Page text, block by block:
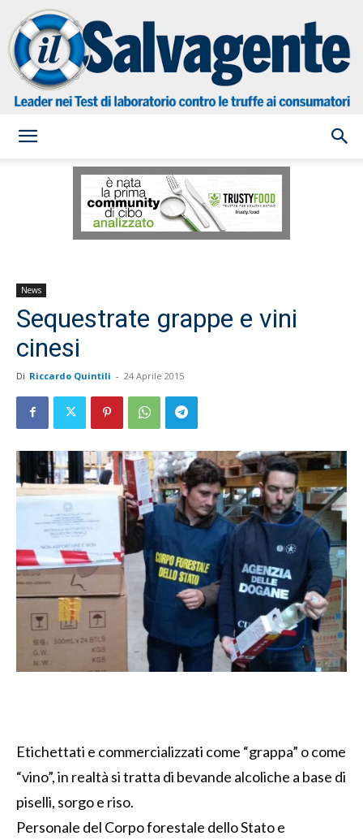
Salvagente
News
Sequestrate grappe e vini
cinesi
Di Riccardo Quintili - 24 Aprile 2015
Etichettati e commercializzati come “grappa” o come
“vino”, in realtà si tratta di bevande alcoliche a base di
piselli, sorgo e riso.
Personale del Corpo forestale dello Stato e